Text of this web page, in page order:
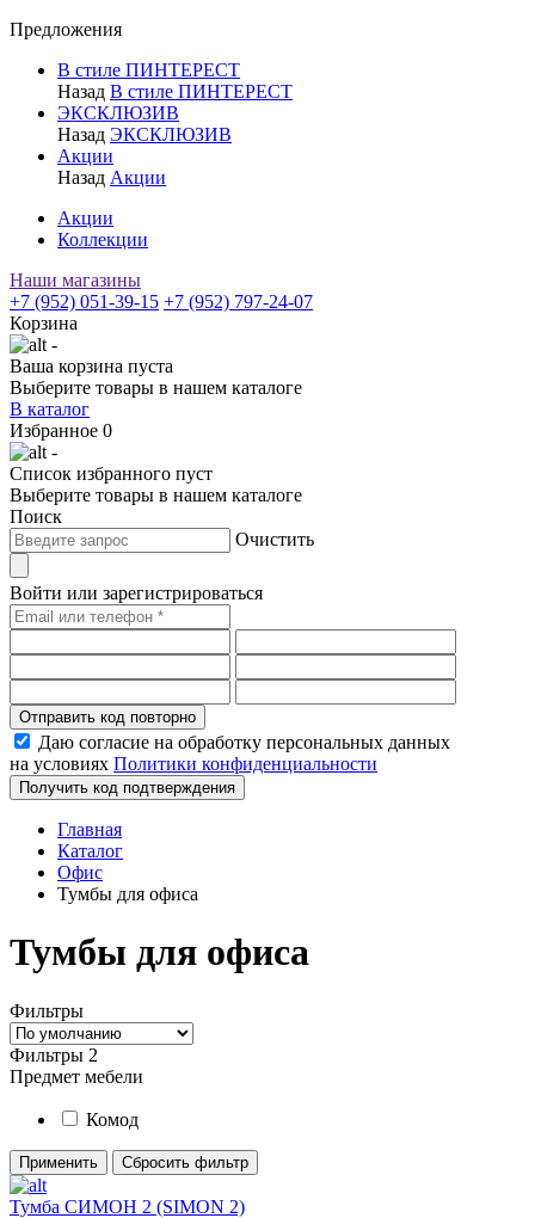
Предложения
В стиле ПИНТЕРЕСТ
Назад В стиле ПИНТЕРЕСТ
ЭКСКЛЮЗИВ
Назад ЭКСКЛЮЗИВ
Акции
Назад Акции
Акции
Коллекции
Наши магазины
+7 (952) 051-39-15 +7 (952) 797-24-07
Корзина
-
Ваша корзина пуста
Выберите товары в нашем каталоге
В каталог
Избранное 0
-
Список избранного пуст
Выберите товары в нашем каталоге
Поиск
Очистить
Войти или зарегистрироваться
Отправить код повторно
Даю согласие на обработку персональных данных
на условиях Политики конфиденциальности
Получить код подтверждения
Главная
Каталог
Офис
Тумбы для офиса
Тумбы для офиса
Фильтры
Фильтры 2
Предмет мебели
Комод
Применить Сбросить фильтр
Тумба СИМОН 2 (SIMON 2)